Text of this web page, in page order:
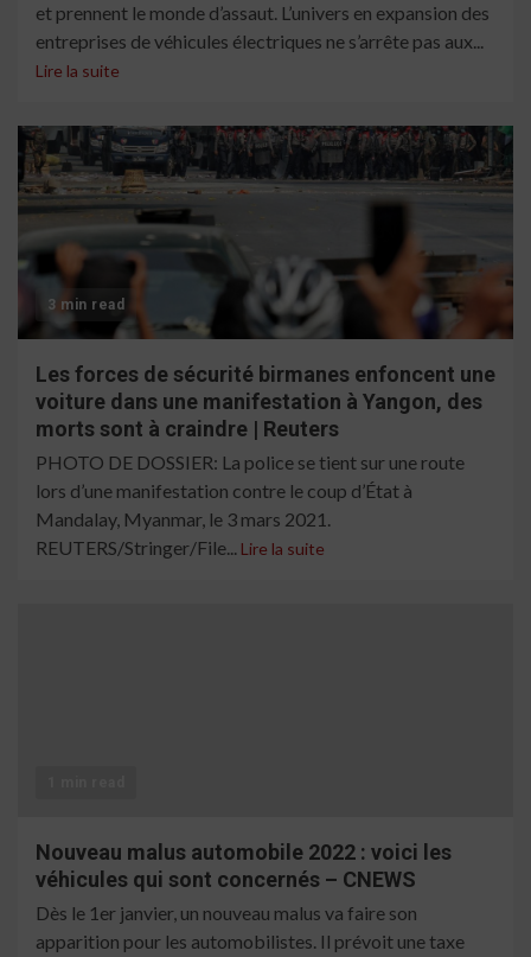
et prennent le monde d’assaut. L’univers en expansion des
entreprises de véhicules électriques ne s’arrête pas aux...
Lire la suite
3 min read
Les forces de sécurité birmanes enfoncent une
voiture dans une manifestation à Yangon, des
morts sont à craindre | Reuters
PHOTO DE DOSSIER: La police se tient sur une route
lors d’une manifestation contre le coup d’État à
Mandalay, Myanmar, le 3 mars 2021.
REUTERS/Stringer/File... Lire la suite
Nouveau malus automobile 2022 : voici les
véhicules qui sont concernés – CNEWS
Dès le 1er janvier, un nouveau malus va faire son
apparition pour les automobilistes. Il prévoit une taxe